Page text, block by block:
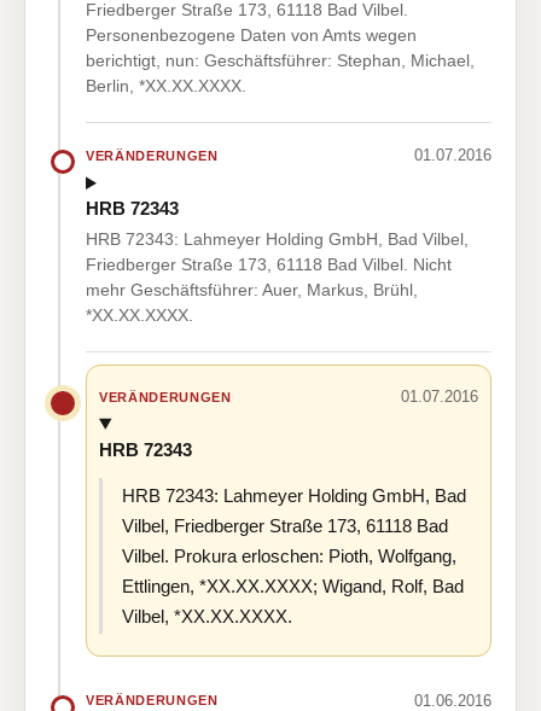
Friedberger Straße 173, 61118 Bad Vilbel.
Personenbezogene Daten von Amts wegen
berichtigt, nun: Geschäftsführer: Stephan, Michael,
Berlin, *XX.XX.XXXX.
VERÄNDERUNGEN 01.07.2016
HRB 72343
HRB 72343: Lahmeyer Holding GmbH, Bad Vilbel,
Friedberger Straße 173, 61118 Bad Vilbel. Nicht
mehr Geschäftsführer: Auer, Markus, Brühl,
*XX.XX.XXXX.
VERÄNDERUNGEN 01.07.2016
HRB 72343
HRB 72343: Lahmeyer Holding GmbH, Bad
Vilbel, Friedberger Straße 173, 61118 Bad
Vilbel. Prokura erloschen: Pioth, Wolfgang,
Ettlingen, *XX.XX.XXXX; Wigand, Rolf, Bad
Vilbel, *XX.XX.XXXX.
VERÄNDERUNGEN 01.06.2016